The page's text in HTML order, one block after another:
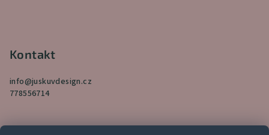
Kontakt
info@juskuvdesign.cz
778556714